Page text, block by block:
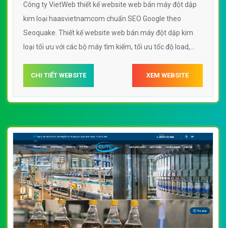
Công ty VietWeb thiết kế website web bán máy đột dập
kim loại haasvietnamcom chuẩn SEO Google theo
Seoquake. Thiết kế website web bán máy đột dập kim
loại tối ưu với các bộ máy tìm kiếm, tối ưu tốc độ load,
lướt website web bán máy đột dập kim loại
haasvietnamcom
CHI TIẾT WEBSITE XEM WEBSITE